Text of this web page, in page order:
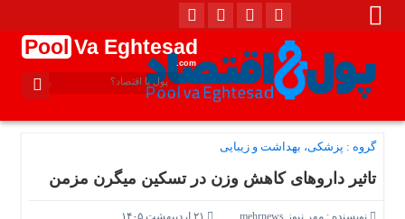
Pool Va Eghtesad
.com
گروه : پزشکی، بهداشت و زیبایی
تاثیر داروهای کاهش وزن در تسکین میگرن مزمن
نویسنده : مهر نیوز mehrnews